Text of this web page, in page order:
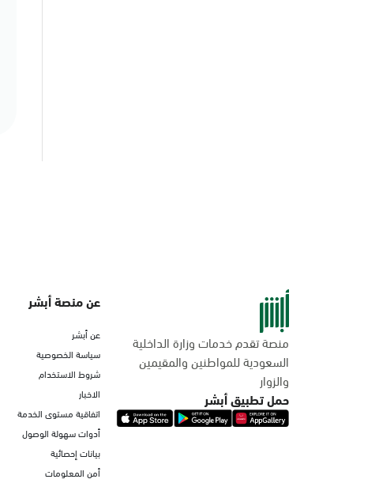
منصة تقدم خدمات وزارة الداخلية
السعودية للمواطنين والمقيمين
والزوار
حمل تطبيق أبشر
عن منصة أبشر
عن أبشر
سياسة الخصوصية
شروط الاستخدام
الاخبار
اتفاقية مستوى الخدمة
أدوات سهولة الوصول
بيانات إحصائية
أمن المعلومات